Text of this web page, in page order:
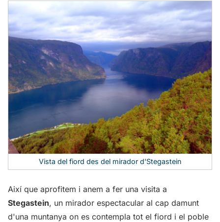
Vista del fiord des del mirador d'Stegastein
Així que aprofitem i anem a fer una visita a
Stegastein, un mirador espectacular al cap damunt
d'una muntanya on es contempla tot el fiord i el poble